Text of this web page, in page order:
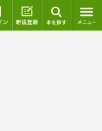
ログイン 新規登録